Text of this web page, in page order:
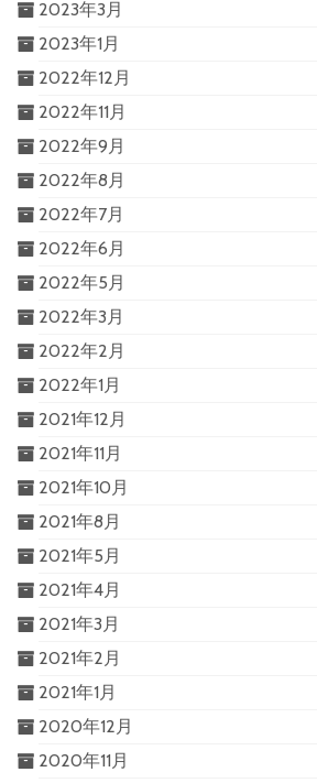
2023年3月
2023年1月
2022年12月
2022年11月
2022年9月
2022年8月
2022年7月
2022年6月
2022年5月
2022年3月
2022年2月
2022年1月
2021年12月
2021年11月
2021年10月
2021年8月
2021年5月
2021年4月
2021年3月
2021年2月
2021年1月
2020年12月
2020年11月